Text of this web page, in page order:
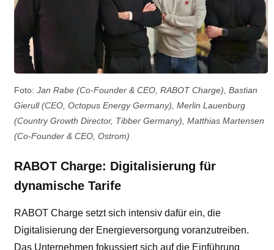
Foto: Jan Rabe (Co-Founder & CEO, RABOT Charge), Bastian
Gierull (CEO, Octopus Energy Germany), Merlin Lauenburg
(Country Growth Director, Tibber Germany), Matthias Martensen
(Co-Founder & CEO, Ostrom)
RABOT Charge: Digitalisierung für
dynamische Tarife
RABOT Charge setzt sich intensiv dafür ein, die
Digitalisierung der Energieversorgung voranzutreiben.
Das Unternehmen fokussiert sich auf die Einführung